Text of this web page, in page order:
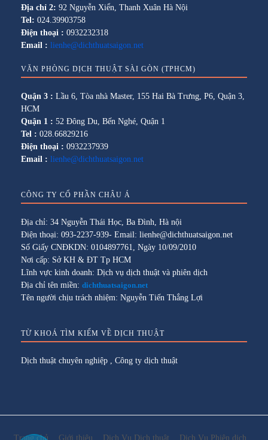
Địa chỉ 2: 92 Nguyễn Xiển, Thanh Xuân Hà Nội
Tel: 024.39903758
Điện thoại : 0932232318
Email : lienhe@dichthuatsaigon.net
VĂN PHÒNG DỊCH THUẬT SÀI GÒN (TPHCM)
Quận 3 : Lầu 6, Tòa nhà Master, 155 Hai Bà Trưng, P6, Quận 3,
HCM
Quận 1 : 52 Đông Du, Bến Nghé, Quận 1
Tel : 028.66829216
Điện thoại : 0932237939
Email : lienhe@dichthuatsaigon.net
CÔNG TY CỔ PHẦN CHÂU Á
Địa chỉ: 34 Nguyễn Thái Học, Ba Đình, Hà nội
Điện thoại: 093-2237-939- Email: lienhe@dichthuatsaigon.net
Số Giấy CNĐKDN: 0104897761, Ngày 10/09/2010
Nơi cấp: Sở KH & ĐT Tp HCM
Lĩnh vực kinh doanh: Dịch vụ dịch thuật và phiên dịch
Địa chỉ tên miền: dichthuatsaigon.net
Tên người chịu trách nhiệm: Nguyễn Tiến Thắng Lợi
TỪ KHOÁ TÌM KIẾM VỀ DỊCH THUẬT
Dịch thuật chuyên nghiệp Công ty dịch thuật
Trang chủ Giới thiệu Dịch Vụ Dịch thuật Dịch Vụ Phiên dịch